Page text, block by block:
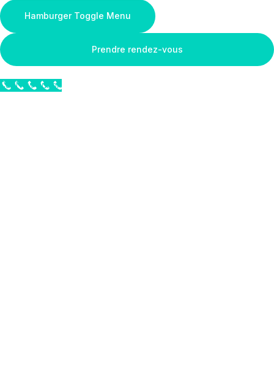
Hamburger Toggle Menu
Prendre rendez-vous
Call Now Button